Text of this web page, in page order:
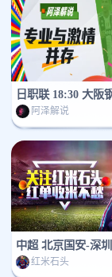
阿泽解说
红米石头